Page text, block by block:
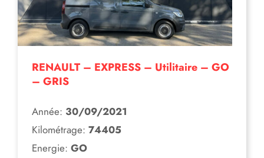
RENAULT – EXPRESS – Utilitaire – GO
– GRIS
Année: 30/09/2021
Kilométrage: 74405
Energie: GO